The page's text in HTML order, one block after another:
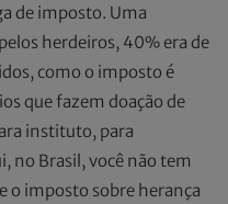
de imposto. Uma
herdeiros, 40% era de
como o imposto é
que fazem doação de
instituto, para
no Brasil, você não tem
o imposto sobre herança